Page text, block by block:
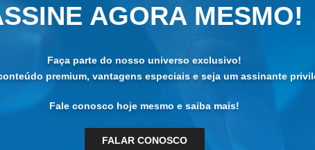
AGORA MESMO!
Faça parte do nosso universo exclusivo!
premium, vantagens especiais e seja um assinante
Fale conosco hoje mesmo e saiba mais!
FALAR CONOSCO